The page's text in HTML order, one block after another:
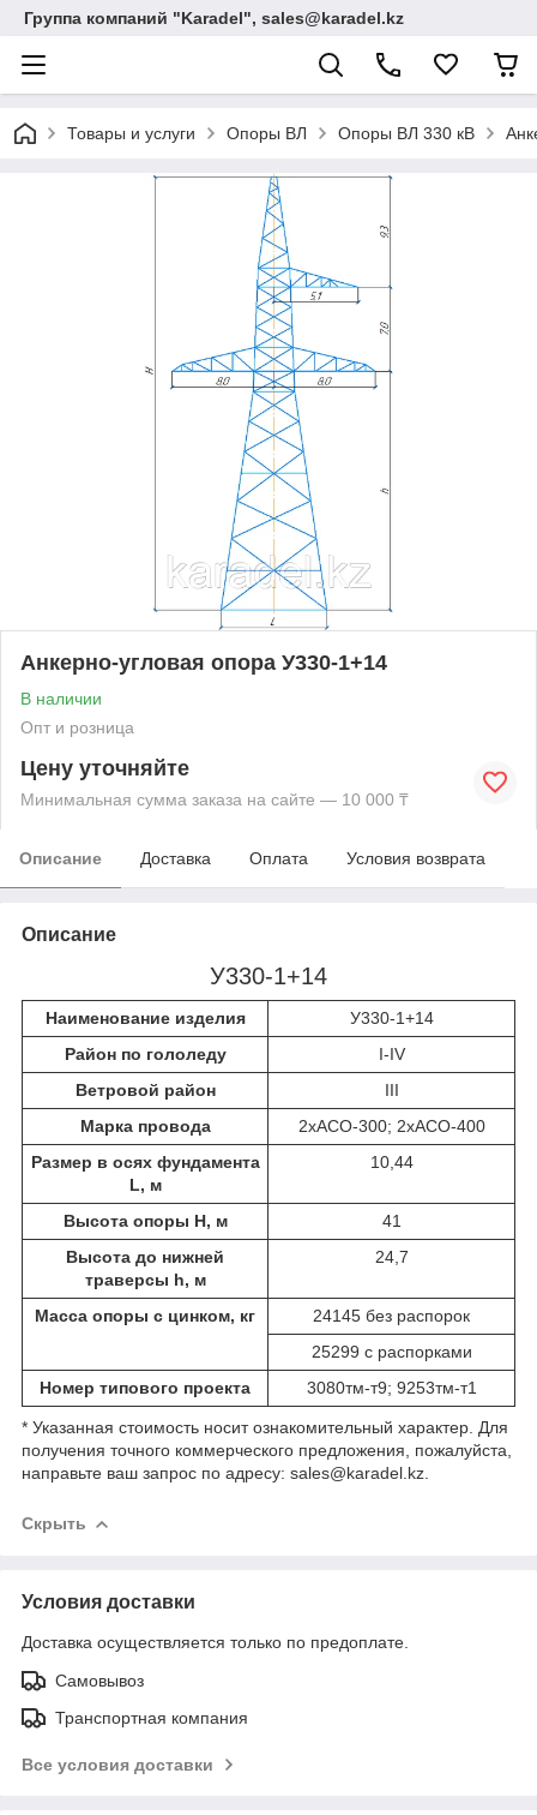
Группа компаний "Karadel", sales@karadel.kz
Товары и услуги Опоры ВЛ Опоры ВЛ 330 кВ
Анкерно-угловая опора У330-1+14
В наличии
Опт и розница
Цену уточняйте
Минимальная сумма заказа на сайте — 10 000 ₸
Описание Доставка Оплата Условия возврата
Описание
У330-1+14
Наименование изделия
У330-1+14
Район по гололеду
I-IV
Ветровой район
III
Марка провода
2хАСО-300; 2хАСО-400
Размер в осях фундамента
L, м
10,44
Высота опоры Н, м
41
Высота до нижней
траверсы h, м
24,7
Масса опоры с цинком, кг
24145 без распорок
25299 с распорками
Номер типового проекта
3080тм-т9; 9253тм-т1
* Указанная стоимость носит ознакомительный характер. Для
получения точного коммерческого предложения, пожалуйста,
направьте ваш запрос по адресу: sales@karadel.kz.
Скрыть
Условия доставки
Доставка осуществляется только по предоплате.
Самовывоз
Транспортная компания
Все условия доставки